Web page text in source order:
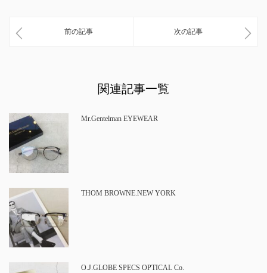
前の記事 次の記事
関連記事一覧
Mr.Gentelman EYEWEAR
THOM BROWNE.NEW YORK
O.J.GLOBE SPECS OPTICAL Co.